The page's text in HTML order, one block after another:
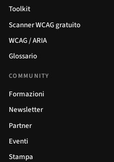
Toolkit
Scanner WCAG gratuito
WCAG / ARIA
Glossario
COMMUNITY
Formazioni
Newsletter
Partner
Eventi
Stampa